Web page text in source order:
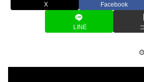
X Facebook
LINE